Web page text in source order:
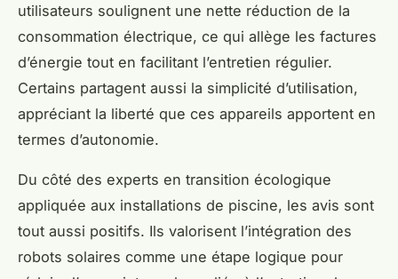
utilisateurs soulignent une nette réduction de la
consommation électrique, ce qui allège les factures
d’énergie tout en facilitant l’entretien régulier.
Certains partagent aussi la simplicité d’utilisation,
appréciant la liberté que ces appareils apportent en
termes d’autonomie.
Du côté des experts en transition écologique
appliquée aux installations de piscine, les avis sont
tout aussi positifs. Ils valorisent l’intégration des
robots solaires comme une étape logique pour